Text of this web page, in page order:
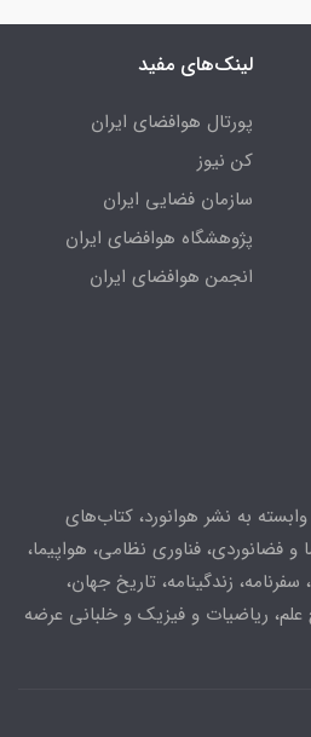
لینک‌های مفید
پورتال هوافضای ایران
کن نیوز
سازمان فضایی ایران
پژوهشگاه هوافضای ایران
انجمن هوافضای ایران
به نشر هوانورد، کتاب‌های
فضانوردی، فناوری نظامی، هواپیما،
زندگینامه، تاریخ جهان،
علم، ریاضیات و فیزیک و خلبانی عرضه